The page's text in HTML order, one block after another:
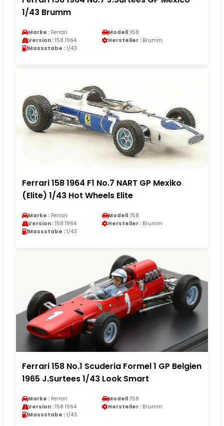
1/43 Brumm
Marke : Ferrari Modell :158
Version : 158 1964 Hersteller : Brumm
Massstabe : 1/43
Ferrari 158 1964 F1 No.7 NART GP Mexiko
(Elite) 1/43 Hot Wheels Elite
Marke : Ferrari Modell :158
Version : 158 1964 Hersteller : Brumm
Massstabe : 1/43
Ferrari 158 No.1 Scuderia Formel 1 GP Belgien
1965 J.Surtees 1/43 Look Smart
Marke : Ferrari Modell :158
Version : 158 1964 Hersteller : Brumm
Massstabe : 1/43